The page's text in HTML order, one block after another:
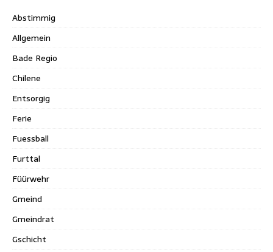
Abstimmig
Allgemein
Bade Regio
Chilene
Entsorgig
Ferie
Fuessball
Furttal
Füürwehr
Gmeind
Gmeindrat
Gschicht